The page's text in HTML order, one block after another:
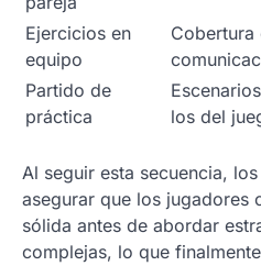
Ejercicios en
equipo
Cobertura
Partido de
práctica
los del
Al seguir esta secuencia,
asegurar que los jugadores
sólida antes de abordar
complejas, lo que